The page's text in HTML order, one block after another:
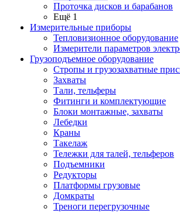
Проточка дисков и барабанов
Ещё 1
Измерительные приборы
Тепловизионное оборудование
Измерители параметров
Грузоподъемное оборудование
Стропы и грузозахватные
Захваты
Тали, тельферы
Фитинги и комплектующие
Блоки монтажные, захваты
Лебедки
Краны
Такелаж
Тележки для талей, тельферов
Подъемники
Редукторы
Платформы грузовые
Домкраты
Треноги перегрузочные